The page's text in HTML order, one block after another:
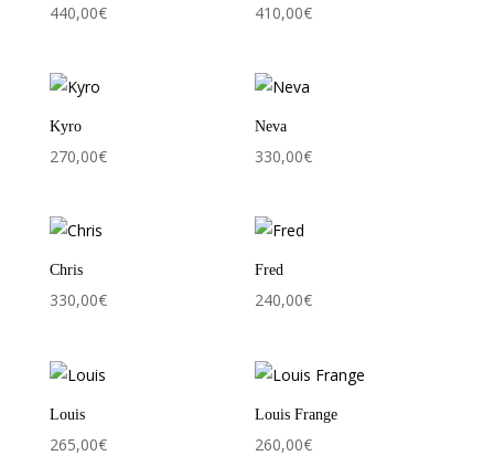
440,00€ 410,00€
Kyro
270,00€
Neva
330,00€
Chris
330,00€
Fred
240,00€
Louis
265,00€
Louis Frange
260,00€